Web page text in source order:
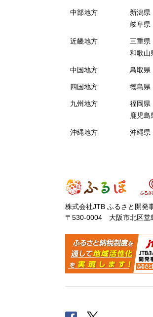
中部地方 新潟県
岐阜県
近畿地方 三重県
和歌山
中国地方 鳥取県
四国地方 徳島県
九州地方 福岡県
鹿児島
沖縄地方 沖縄県
株式会社JTB ふるさと開発
〒530-0004 大阪市北区堂